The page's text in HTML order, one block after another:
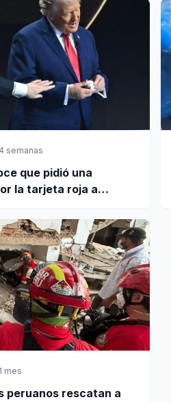
semanas
que pidió una
la tarjeta roja a
mes
peruanos rescatan a